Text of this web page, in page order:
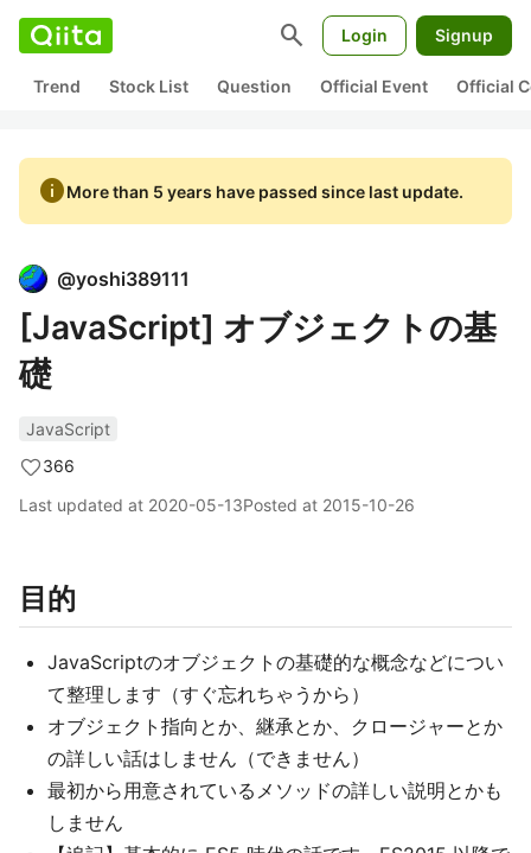
search Login Signup
Trend Stock List Question Official Event Official
infoMore than 5 years have passed since last update.
@yoshi389111
[JavaScript] オブジェクトの基
礎
JavaScript
366
Last updated at 2020-05-13Posted at 2015-10-26
目的
JavaScriptのオブジェクトの基礎的な概念などについ
て整理します（すぐ忘れちゃうから）
オブジェクト指向とか、継承とか、クロージャーとか
の詳しい話はしません（できません）
最初から用意されているメソッドの詳しい説明とかも
しません